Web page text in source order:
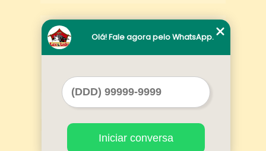
Contato
Mapa do site
Olá! Fale agora pelo WhatsApp.
Iniciar conversa